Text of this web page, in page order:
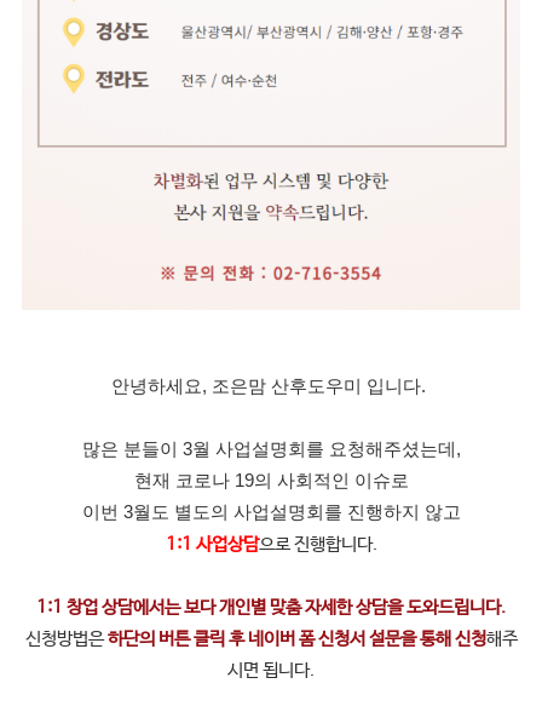
안녕하세요, 조은맘 산후도우미 입니다.
많은 분들이 3월 사업설명회를 요청해주셨는데,
현재 코로나 19의 사회적인 이슈로
이번 3월도 별도의 사업설명회를 진행하지 않고
1:1 사업상담으로 진행합니다.
1:1 창업 상담에서는 보다 개인별 맞춤 자세한 상담을 도와드립니다.
신청방법은하단의 버튼 클릭 후 네이버 폼 신청서 설문을 통해 신청해주
시면 됩니다.